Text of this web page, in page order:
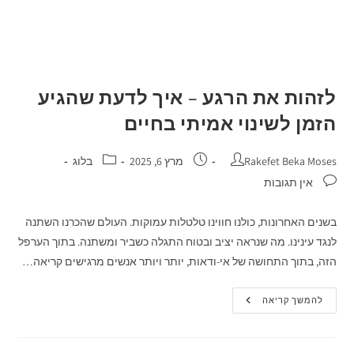
לזהות את הרגע – איך לדעת שהגיע
הזמן לשינוי אמיתי בחיים
Rakefet Beka Moses מרץ 6, 2025
בלוג
אין תגובות
בשנים האחרונות, כולנו חווינו טלטלות עמוקות. העולם שהכרנו השתנה
לנגד עינינו. מה שנראה יציב ובטוח התגלה כשביר ומשתנה. בתוך הערפל
הזה, בתוך התחושה של אי-ודאות, יותר ויותר אנשים מרגישים קריאה…
להמשך קריאה